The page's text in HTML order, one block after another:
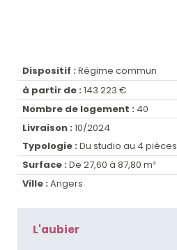
Dispositif : Régime commun
à partir de : 143 223 €
Nombre de logement : 40
Livraison : 10/2024
Typologie : Du studio au 4 pièces
Surface : De 27,60 à 87,80 m²
Ville : Angers
L'aubier